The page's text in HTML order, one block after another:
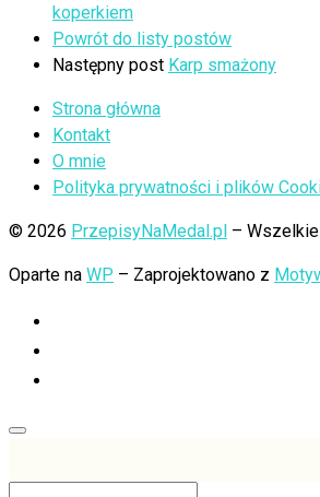
koperkiem
Powrót do listy postów
Następny post Karp smażony
Strona główna
Kontakt
O mnie
Polityka prywatności i plików
© 2026 PrzepisyNaMedal.pl –
Oparte na WP – Zaprojektowano z